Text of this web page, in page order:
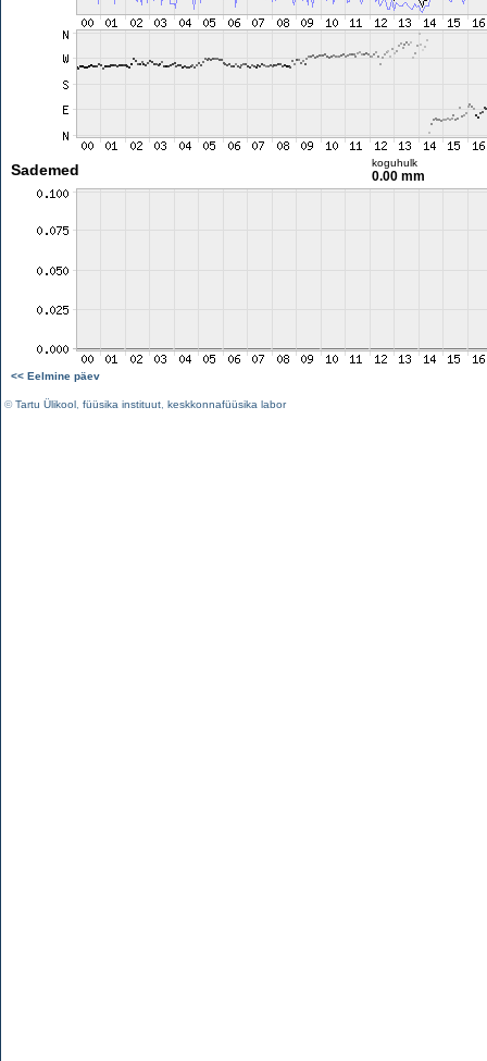
Sademed koguhulk
0.00 mm
<< Eelmine päev
©Tartu Ülikool füüsika instituut keskkonnafüüsika labor